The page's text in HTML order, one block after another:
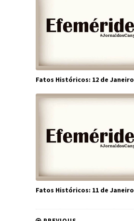
Fatos Históricos: 12 de Janeiro
Fatos Históricos: 11 de Janeiro